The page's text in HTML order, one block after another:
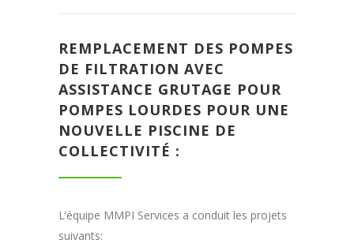
REMPLACEMENT DES POMPES
DE FILTRATION AVEC
ASSISTANCE GRUTAGE POUR
POMPES LOURDES POUR UNE
NOUVELLE PISCINE DE
COLLECTIVITÉ :
L’équipe MMPI Services a conduit les projets
suivants: